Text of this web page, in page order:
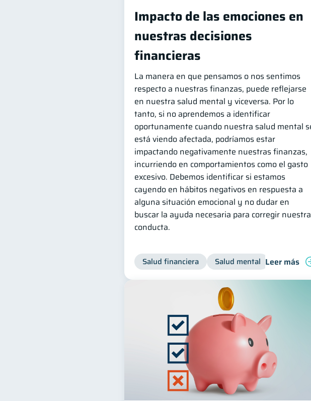
Impacto de las emociones en
nuestras decisiones
financieras
La manera en que pensamos o nos sentimos
respecto a nuestras finanzas, puede reflejarse
en nuestra salud mental y viceversa. Por lo
tanto, si no aprendemos a identificar
oportunamente cuando nuestra salud mental
está viendo afectada, podríamos estar
impactando negativamente nuestras finanzas,
incurriendo en comportamientos como el gasto
excesivo. Debemos identificar si estamos
cayendo en hábitos negativos en respuesta a
alguna situación emocional y no dudar en
buscar la ayuda necesaria para corregir nuestra
conducta.
Salud financiera Salud mental Inclusión
Leer más